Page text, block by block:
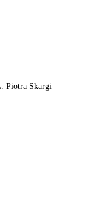
Piotra Skargi